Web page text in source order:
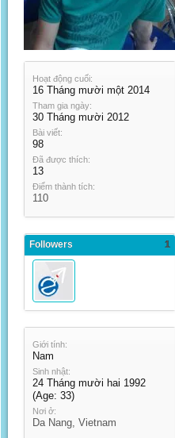
Hoạt động cuối:
16 Tháng mười một 2014
Tham gia ngày:
30 Tháng mười 2012
Bài viết:
98
Đã được thích:
13
Điểm thành tích:
110
Followers 1
Giới tính:
Nam
Sinh nhật:
24 Tháng mười hai 1992
(Age: 33)
Nơi ở:
Da Nang, Vietnam